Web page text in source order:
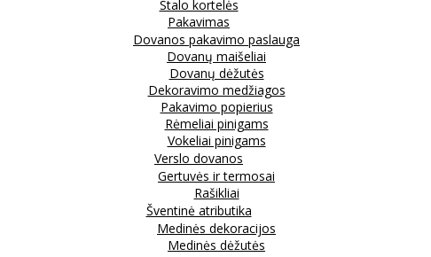
Stalo kortelės
Pakavimas
Dovanos pakavimo paslauga
Dovanų maišeliai
Dovanų dėžutės
Dekoravimo medžiagos
Pakavimo popierius
Rėmeliai pinigams
Vokeliai pinigams
Verslo dovanos
Gertuvės ir termosai
Rašikliai
Šventinė atributika
Medinės dekoracijos
Medinės dėžutės